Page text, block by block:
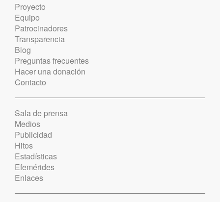
Proyecto
Equipo
Patrocinadores
Transparencia
Blog
Preguntas frecuentes
Hacer una donación
Contacto
Sala de prensa
Medios
Publicidad
Hitos
Estadísticas
Efemérides
Enlaces